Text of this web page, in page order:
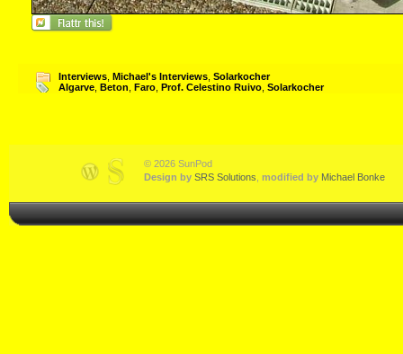
Interviews Michael's Interviews Solarkocher
Algarve Beton Faro Prof. Celestino Ruivo Solarkocher
© 2026 SunPod
Design by SRS Solutions modified by Michael Bonke